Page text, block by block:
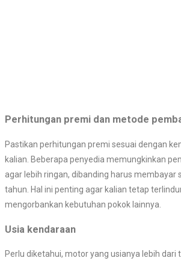
Perhitungan premi dan metode
Pastikan perhitungan premi sesuai dengan
kalian. Beberapa penyedia memungkinkan
agar lebih ringan, dibanding harus membayar
tahun. Hal ini penting agar kalian tetap
mengorbankan kebutuhan pokok lainnya.
Usia kendaraan
Perlu diketahui, motor yang usianya lebih dari